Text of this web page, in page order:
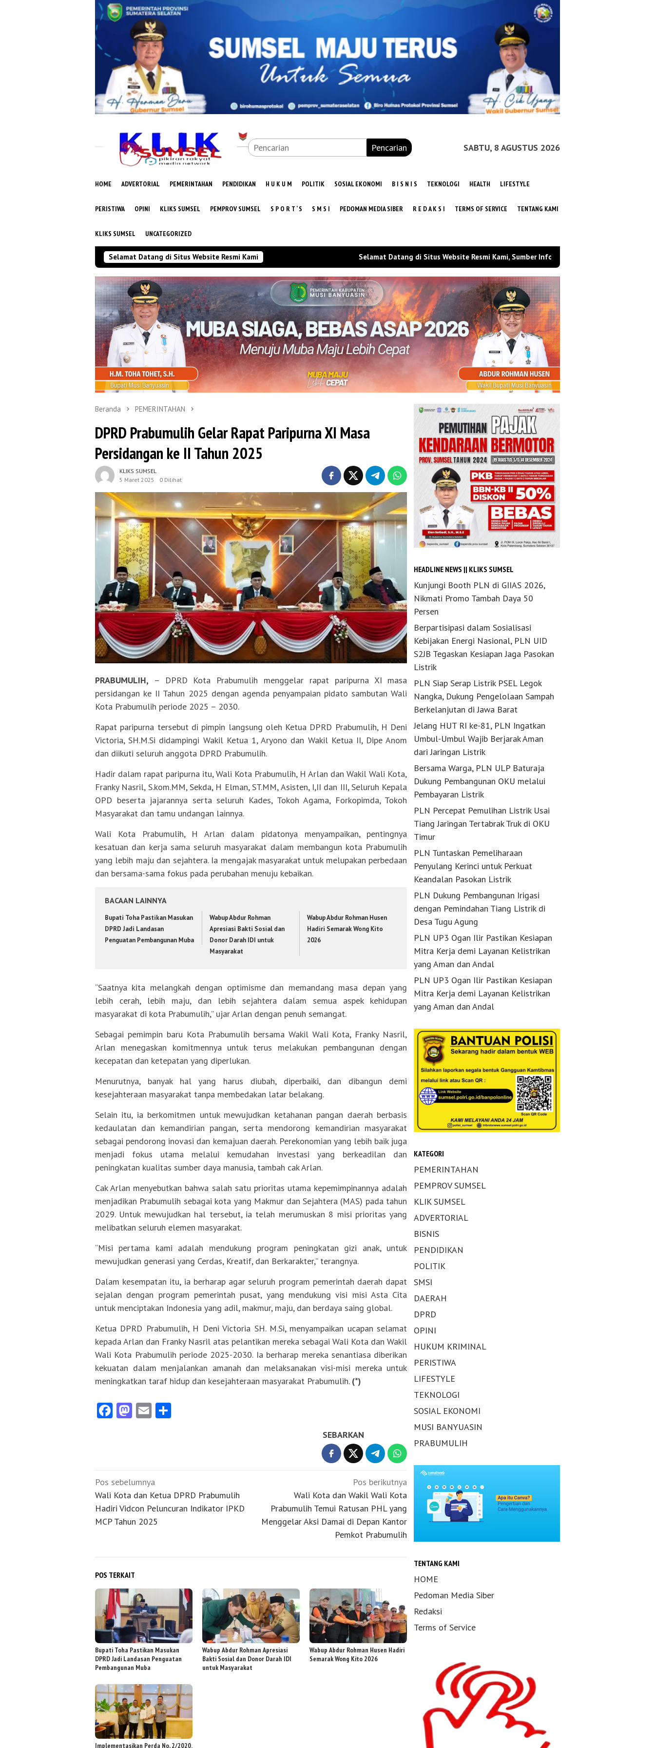
Pencarian SABTU, 8 AGUSTUS 2026
HOME ADVERTORIAL PEMERINTAHAN PENDIDIKAN H U K U M POLITIK SOSIAL EKONOMI B I S N I S TEKNOLOGI HEALTH LIFESTYLE
PERISTIWA OPINI KLIKS SUMSEL PEMPROV SUMSEL S P O R T ‘ S S M S I PEDOMAN MEDIA SIBER R E D A K S I TERMS OF SERVICE TENTANG KAMI
KLIKS SUMSEL UNCATEGORIZED
Selamat Datang di Situs Website Resmi Kami Selamat Datang di Situs Website Resmi Kami, Sumber Informasi Berita Berbasis Digital Masa Kini
Beranda PEMERINTAHAN
DPRD Prabumulih Gelar Rapat Paripurna XI Masa
Persidangan ke II Tahun 2025
KLIKS SUMSEL
5 Maret 2025
0 Dilihat
PRABUMULIH, – DPRD Kota Prabumulih menggelar rapat paripurna XI masa
persidangan ke II Tahun 2025 dengan agenda penyampaian pidato sambutan Wali
Kota Prabumulih periode 2025 – 2030.
Rapat paripurna tersebut di pimpin langsung oleh Ketua DPRD Prabumulih, H Deni
Victoria, SH.M.Si didampingi Wakil Ketua 1, Aryono dan Wakil Ketua II, Dipe Anom
dan diikuti seluruh anggota DPRD Prabumulih.
Hadir dalam rapat paripurna itu, Wali Kota Prabumulih, H Arlan dan Wakil Wali Kota,
Franky Nasril, S.kom.MM, Sekda, H Elman, ST.MM, Asisten, I,II dan III, Seluruh Kepala
OPD beserta jajarannya serta seluruh Kades, Tokoh Agama, Forkopimda, Tokoh
Masyarakat dan tamu undangan lainnya.
Wali Kota Prabumulih, H Arlan dalam pidatonya menyampaikan, pentingnya
kesatuan dan kerja sama seluruh masyarakat dalam membangun kota Prabumulih
yang lebih maju dan sejahtera. Ia mengajak masyarakat untuk melupakan perbedaan
dan bersama-sama fokus pada perubahan menuju kebaikan.
BACAAN LAINNYA
Bupati Toha Pastikan Masukan
DPRD Jadi Landasan
Penguatan Pembangunan Muba
Wabup Abdur Rohman
Apresiasi Bakti Sosial dan
Donor Darah IDI untuk
Masyarakat
Wabup Abdur Rohman Husen
Hadiri Semarak Wong Kito
2026
“Saatnya kita melangkah dengan optimisme dan memandang masa depan yang
lebih cerah, lebih maju, dan lebih sejahtera dalam semua aspek kehidupan
masyarakat di kota Prabumulih,” ujar Arlan dengan penuh semangat.
Sebagai pemimpin baru Kota Prabumulih bersama Wakil Wali Kota, Franky Nasril,
Arlan menegaskan komitmennya untuk terus melakukan pembangunan dengan
kecepatan dan ketepatan yang diperlukan.
Menurutnya, banyak hal yang harus diubah, diperbaiki, dan dibangun demi
kesejahteraan masyarakat tanpa membedakan latar belakang.
Selain itu, ia berkomitmen untuk mewujudkan ketahanan pangan daerah berbasis
kedaulatan dan kemandirian pangan, serta mendorong kemandirian masyarakat
sebagai pendorong inovasi dan kemajuan daerah. Perekonomian yang lebih baik juga
menjadi fokus utama melalui kemudahan investasi yang berkeadilan dan
peningkatan kualitas sumber daya manusia, tambah cak Arlan.
Cak Arlan menyebutkan bahwa salah satu prioritas utama kepemimpinannya adalah
menjadikan Prabumulih sebagai kota yang Makmur dan Sejahtera (MAS) pada tahun
2029. Untuk mewujudkan hal tersebut, ia telah merumuskan 8 misi prioritas yang
melibatkan seluruh elemen masyarakat.
“Misi pertama kami adalah mendukung program peningkatan gizi anak, untuk
mewujudkan generasi yang Cerdas, Kreatif, dan Berkarakter,” terangnya.
Dalam kesempatan itu, ia berharap agar seluruh program pemerintah daerah dapat
sejalan dengan program pemerintah pusat, yang mendukung visi misi Asta Cita
untuk menciptakan Indonesia yang adil, makmur, maju, dan berdaya saing global.
Ketua DPRD Prabumulih, H Deni Victoria SH. M.Si, menyampaikan ucapan selamat
kepada Arlan dan Franky Nasril atas pelantikan mereka sebagai Wali Kota dan Wakil
Wali Kota Prabumulih periode 2025-2030. Ia berharap mereka senantiasa diberikan
kekuatan dalam menjalankan amanah dan melaksanakan visi-misi mereka untuk
meningkatkan taraf hidup dan kesejahteraan masyarakat Prabumulih. (*)
Facebook
Mastodon
Email
SEBARKAN
Navigasi
pos
Pos sebelumnya
Wali Kota dan Ketua DPRD Prabumulih
Hadiri Vidcon Peluncuran Indikator IPKD
MCP Tahun 2025
Pos berikutnya
Wali Kota dan Wakil Wali Kota
Prabumulih Temui Ratusan PHL yang
Menggelar Aksi Damai di Depan Kantor
Pemkot Prabumulih
POS TERKAIT
Bupati Toha Pastikan Masukan
DPRD Jadi Landasan Penguatan
Pembangunan Muba
Wabup Abdur Rohman Apresiasi
Bakti Sosial dan Donor Darah IDI
untuk Masyarakat
Wabup Abdur Rohman Husen Hadiri
Semarak Wong Kito 2026
Implementasikan Perda No. 2/2020,
HEADLINE NEWS || KLIKS SUMSEL
Kunjungi Booth PLN di GIIAS 2026,
Nikmati Promo Tambah Daya 50
Persen
Berpartisipasi dalam Sosialisasi
Kebijakan Energi Nasional, PLN UID
S2JB Tegaskan Kesiapan Jaga Pasokan
Listrik
PLN Siap Serap Listrik PSEL Legok
Nangka, Dukung Pengelolaan Sampah
Berkelanjutan di Jawa Barat
Jelang HUT RI ke-81, PLN Ingatkan
Umbul-Umbul Wajib Berjarak Aman
dari Jaringan Listrik
Bersama Warga, PLN ULP Baturaja
Dukung Pembangunan OKU melalui
Pembayaran Listrik
PLN Percepat Pemulihan Listrik Usai
Tiang Jaringan Tertabrak Truk di OKU
Timur
PLN Tuntaskan Pemeliharaan
Penyulang Kerinci untuk Perkuat
Keandalan Pasokan Listrik
PLN Dukung Pembangunan Irigasi
dengan Pemindahan Tiang Listrik di
Desa Tugu Agung
PLN UP3 Ogan Ilir Pastikan Kesiapan
Mitra Kerja demi Layanan Kelistrikan
yang Aman dan Andal
PLN UP3 Ogan Ilir Pastikan Kesiapan
Mitra Kerja demi Layanan Kelistrikan
yang Aman dan Andal
KATEGORI
PEMERINTAHAN
PEMPROV SUMSEL
KLIK SUMSEL
ADVERTORIAL
BISNIS
PENDIDIKAN
POLITIK
SMSI
DAERAH
DPRD
OPINI
HUKUM KRIMINAL
PERISTIWA
LIFESTYLE
TEKNOLOGI
SOSIAL EKONOMI
MUSI BANYUASIN
PRABUMULIH
TENTANG KAMI
HOME
Pedoman Media Siber
Redaksi
Terms of Service